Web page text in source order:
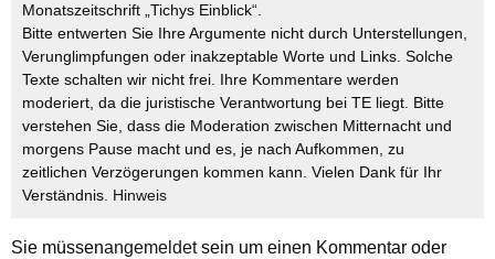
Monatszeitschrift „Tichys Einblick“.
Bitte entwerten Sie Ihre Argumente nicht durch Unterstellungen,
Verunglimpfungen oder inakzeptable Worte und Links. Solche
Texte schalten wir nicht frei. Ihre Kommentare werden
moderiert, da die juristische Verantwortung bei TE liegt. Bitte
verstehen Sie, dass die Moderation zwischen Mitternacht und
morgens Pause macht und es, je nach Aufkommen, zu
zeitlichen Verzögerungen kommen kann. Vielen Dank für Ihr
Verständnis. Hinweis
Sie müssenangemeldetsein um einen Kommentar oder